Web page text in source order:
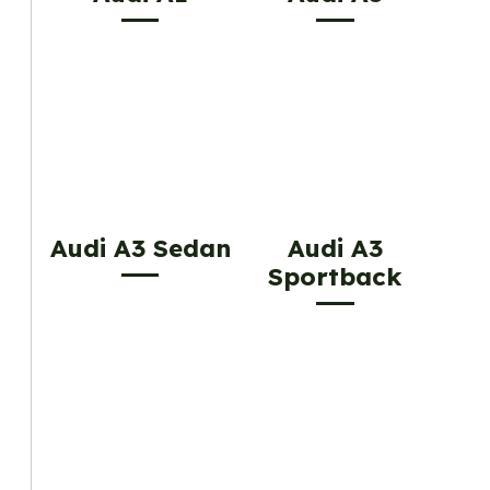
Audi A3 Sedan
Audi A3
Sportback